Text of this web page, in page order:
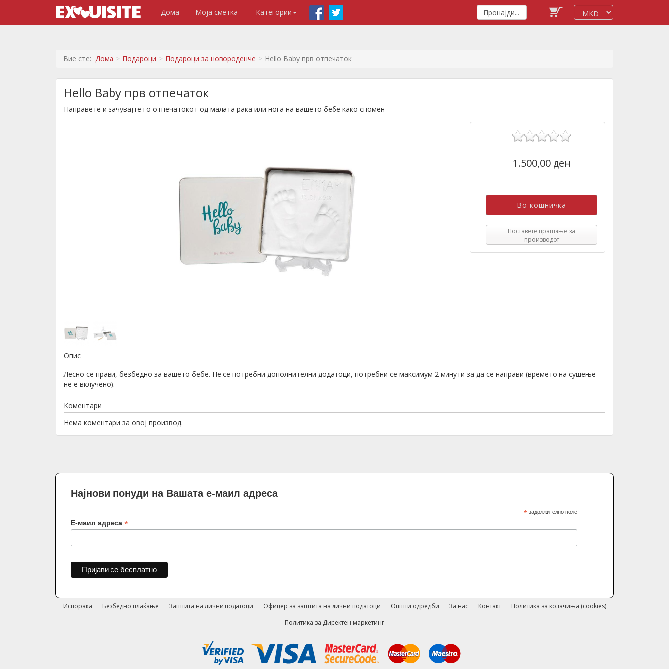
Дома Моја сметка Категории
Вие сте: Дома Подароци Подароци за новороденче Hello Baby прв отпечаток
Hello Baby прв отпечаток
Направете и зачувајте го отпечатокот од малата рака или нога на вашето бебе како спомен
1.500,00 ден
Поставете прашање за
производот
Опис
Лесно се прави, безбедно за вашето бебе. Не се потребни дополнителни додатоци, потребни се максимум 2 минути за да се направи (времето на сушење
не е вклучено).
Коментари
Нема коментари за овој производ.
Најнови понуди на Вашата е-маил адреса
*задолжително поле
Е-маил адреса *
Испорака Безбедно плаќање Заштита на лични податоци Офицер за заштита на лични податоци Општи одредби За нас Контакт
Политика за колачиња (cookies)
Политика за Директен маркетинг